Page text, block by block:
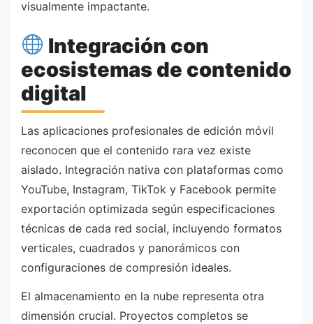
visualmente impactante.
Integración con
ecosistemas de contenido
digital
Las aplicaciones profesionales de edición móvil
reconocen que el contenido rara vez existe
aislado. Integración nativa con plataformas como
YouTube, Instagram, TikTok y Facebook permite
exportación optimizada según especificaciones
técnicas de cada red social, incluyendo formatos
verticales, cuadrados y panorámicos con
configuraciones de compresión ideales.
El almacenamiento en la nube representa otra
dimensión crucial. Proyectos completos se